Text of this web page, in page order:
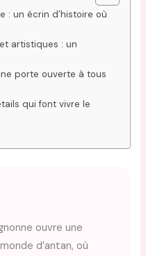
: un écrin d’histoire où
artistiques : un
porte ouverte à tous
qui font vivre le
ouvre une
d’antan, où